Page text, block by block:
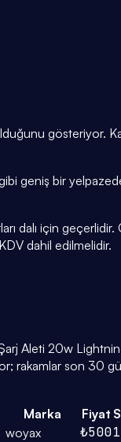
gösteriyor.
gibi geniş bir
dalı için
dahil edilmelidir.
Şarj Aleti 20w
rakamlar son 30
Marka Fiyat
woyax ₺5001